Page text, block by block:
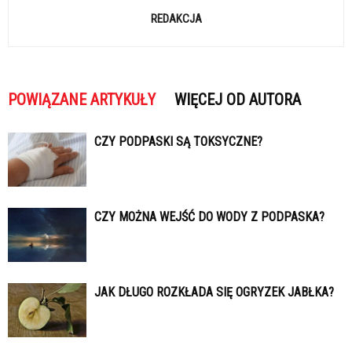
REDAKCJA
POWIĄZANE ARTYKUŁY WIĘCEJ OD AUTORA
CZY PODPASKI SĄ TOKSYCZNE?
CZY MOŻNA WEJŚĆ DO WODY Z PODPASKA?
JAK DŁUGO ROZKŁADA SIĘ OGRYZEK JABŁKA?